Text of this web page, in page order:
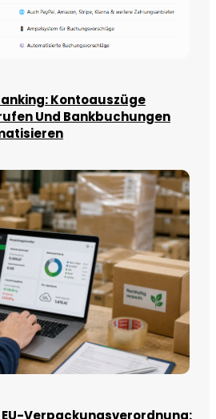
Kontoauszüge
Und Bankbuchungen
EU-Verpackungsverordnung: